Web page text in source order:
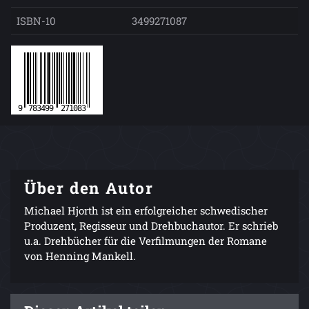
ISBN-10
3499271087
Über den Autor
Michael Hjorth ist ein erfolgreicher schwedischer
Produzent, Regisseur und Drehbuchautor. Er schrieb
u.a. Drehbücher für die Verfilmungen der Romane
von Henning Mankell.